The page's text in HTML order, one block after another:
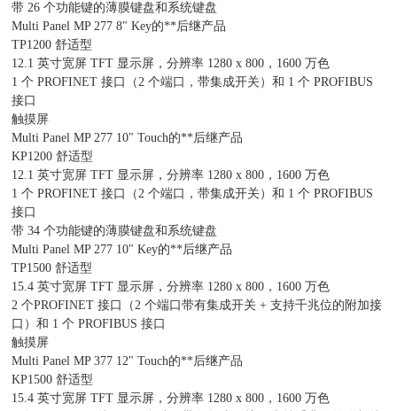
带 26 个功能键的薄膜键盘和系统键盘
Multi Panel MP 277 8" Key的**后继产品
TP1200 舒适型
12.1 英寸宽屏 TFT 显示屏，分辨率 1280 x 800，1600 万色
1 个 PROFINET 接口（2 个端口，带集成开关）和 1 个 PROFIBUS
接口
触摸屏
Multi Panel MP 277 10" Touch的**后继产品
KP1200 舒适型
12.1 英寸宽屏 TFT 显示屏，分辨率 1280 x 800，1600 万色
1 个 PROFINET 接口（2 个端口，带集成开关）和 1 个 PROFIBUS
接口
带 34 个功能键的薄膜键盘和系统键盘
Multi Panel MP 277 10" Key的**后继产品
TP1500 舒适型
15.4 英寸宽屏 TFT 显示屏，分辨率 1280 x 800，1600 万色
2 个PROFINET 接口（2 个端口带有集成开关 + 支持千兆位的附加接
口）和 1 个 PROFIBUS 接口
触摸屏
Multi Panel MP 377 12" Touch的**后继产品
KP1500 舒适型
15.4 英寸宽屏 TFT 显示屏，分辨率 1280 x 800，1600 万色